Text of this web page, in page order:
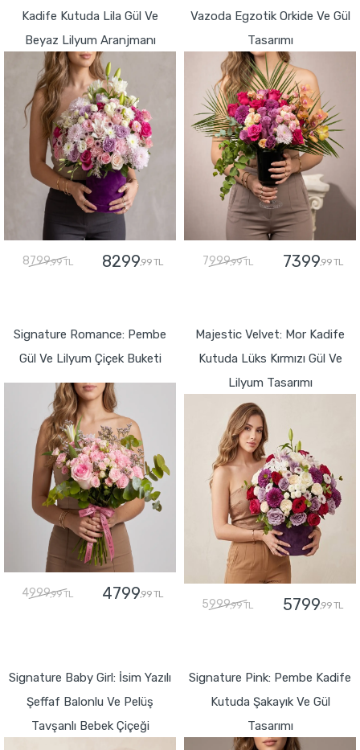
Kadife Kutuda Lila Gül Ve
Beyaz Lilyum Aranjmanı
8799,99 TL 8299,99 TL
Vazoda Egzotik Orkide Ve Gül
Tasarımı
7999,99 TL 7399,99 TL
Signature Romance: Pembe
Gül Ve Lilyum Çiçek Buketi
4999,99 TL 4799,99 TL
Majestic Velvet: Mor Kadife
Kutuda Lüks Kırmızı Gül Ve
Lilyum Tasarımı
5999,99 TL 5799,99 TL
Signature Baby Girl: İsim Yazılı
Şeffaf Balonlu Ve Pelüş
Tavşanlı Bebek Çiçeği
Signature Pink: Pembe Kadife
Kutuda Şakayık Ve Gül
Tasarımı